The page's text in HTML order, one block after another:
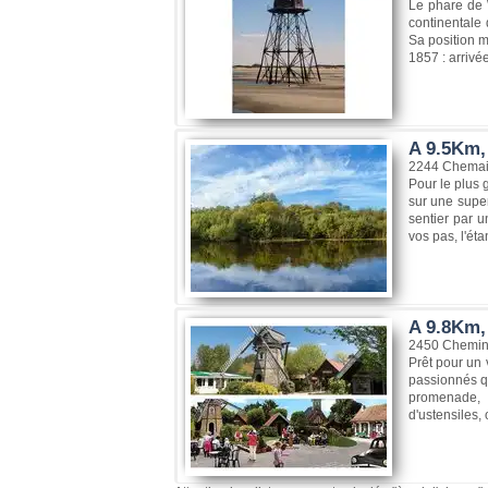
Le phare
continentale
Sa position
1857 :
A
2244
Pour le plus
sur une
sentier par
vos pas,
A
2450
Prêt pour un
passionnés
d'ustensiles,